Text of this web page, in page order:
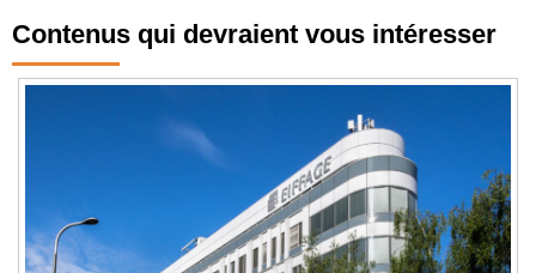
Contenus qui devraient vous intéresser